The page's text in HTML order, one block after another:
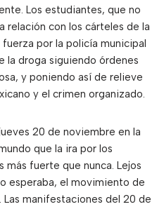
Los estudiantes, que no
relación con los cárteles de la
por la policía municipal
la droga siguiendo órdenes
y poniendo así de relieve
y el crimen organizado.
20 de noviembre en la
que la ira por los
fuerte que nunca. Lejos
esperaba, el movimiento de
manifestaciones del 20 de